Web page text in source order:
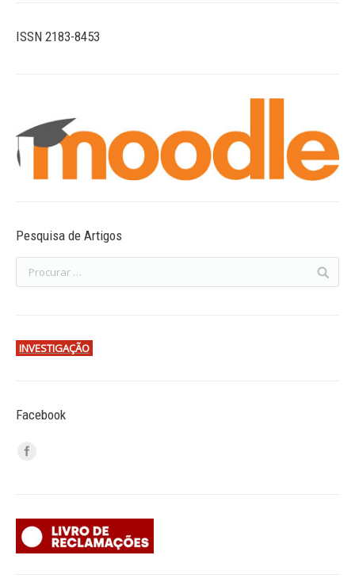
ISSN 2183-8453
Pesquisa de Artigos
INVESTIGAÇÃO
Facebook